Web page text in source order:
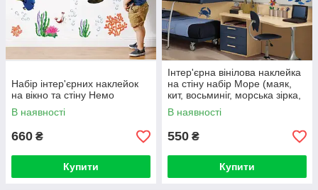
Набір інтер'єрних наклейок
на вікно та стіну Немо
В наявності
660 ₴
Купити
Інтер'єрна вінілова наклейка
на стіну набір Море (маяк,
кит, восьминіг, морська зірка,
риби)
В наявності
550 ₴
Купити